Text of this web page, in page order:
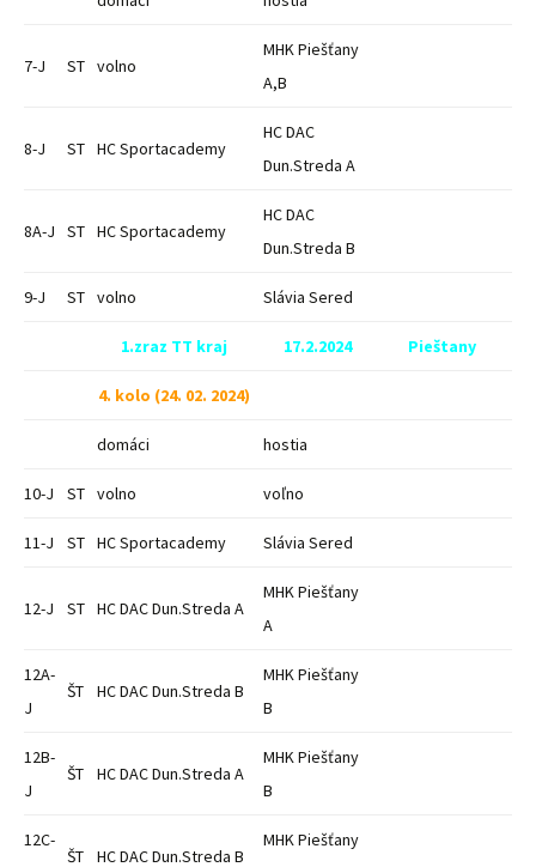
7-J ST volno
MHK Piešťany
A,B
8-J ST HC Sportacademy
HC DAC
Dun.Streda A
8A-J ST HC Sportacademy
HC DAC
Dun.Streda B
9-J ST volno Slávia Sered
1.zraz TT kraj 17.2.2024 Pieštany
4. kolo (24. 02. 2024)
domáci hostia
10-J ST volno voľno
11-J ST HC Sportacademy Slávia Sered
12-J ST HC DAC Dun.Streda A
MHK Piešťany
A
12A-
J
ŠT HC DAC Dun.Streda B
MHK Piešťany
B
12B-
J
ŠT HC DAC Dun.Streda A
MHK Piešťany
B
12C-
ŠT HC DAC Dun.Streda B
MHK Piešťany